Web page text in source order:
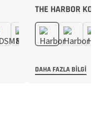
THE HARBOR
DAHA FAZLA BILGI